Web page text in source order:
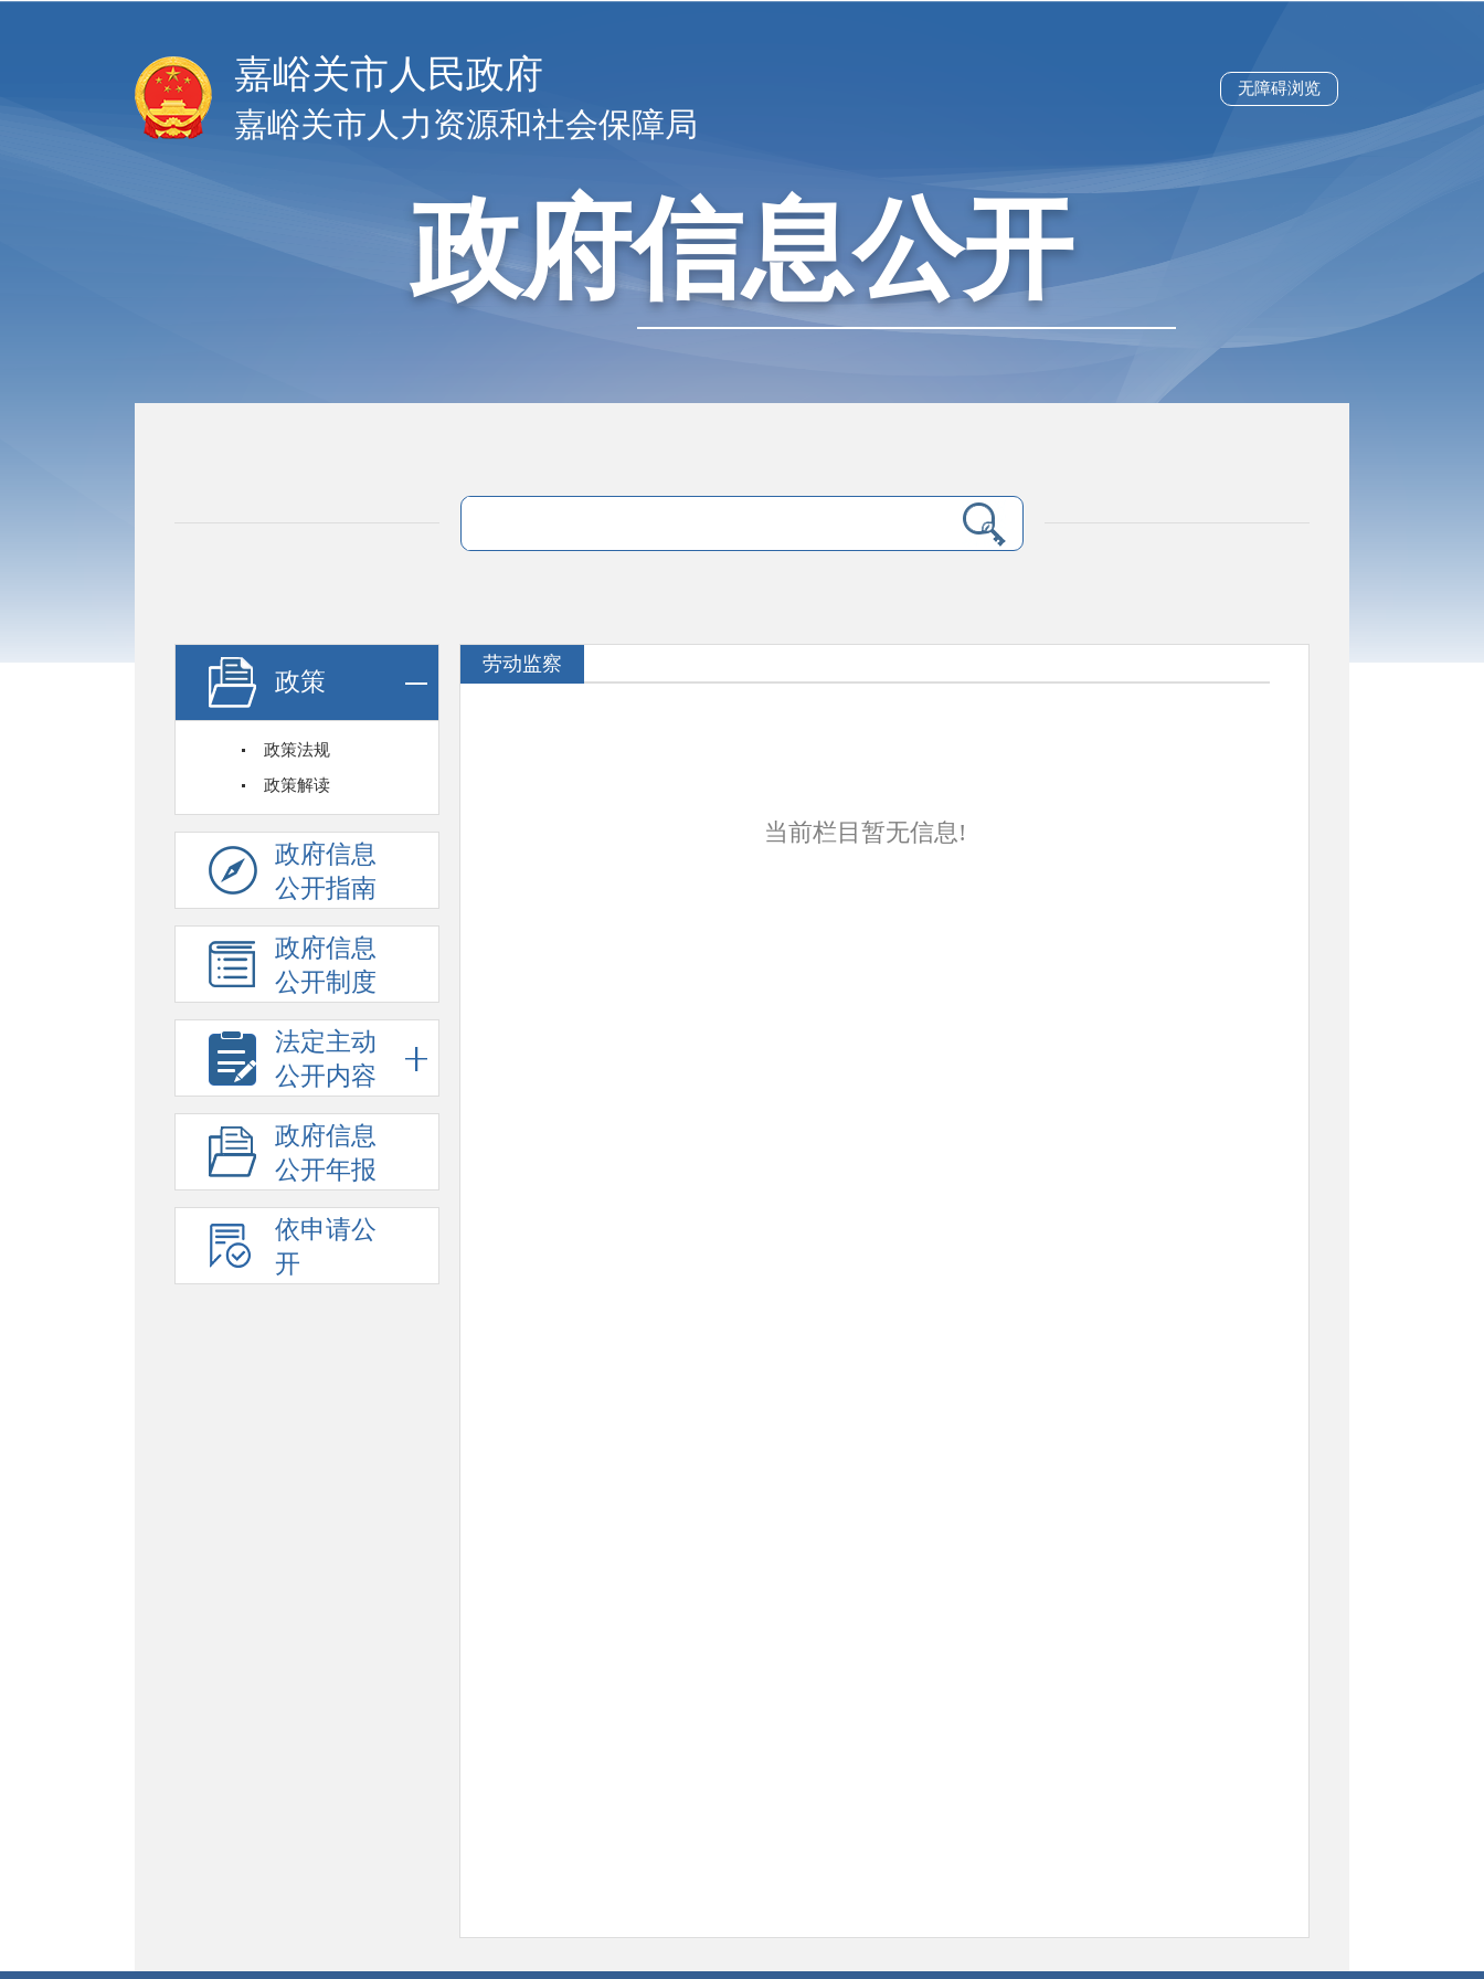
嘉峪关市人民政府
嘉峪关市人力资源和社会保障局
政府信息公开
无障碍浏览
政策
政策法规
政策解读
政府信息
公开指南
政府信息
公开制度
法定主动
公开内容
政府信息
公开年报
依申请公
开
劳动监察
当前栏目暂无信息!